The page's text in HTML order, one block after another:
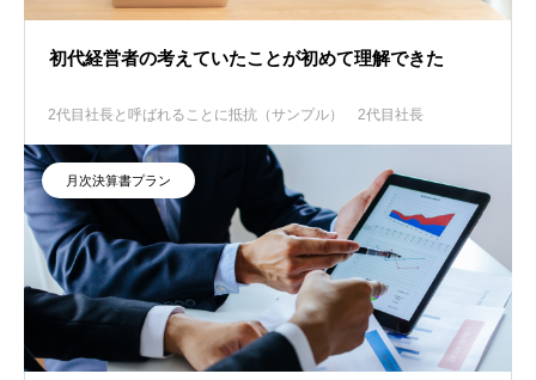
初代経営者の考えていたことが初めて理解できた
2代目社長と呼ばれることに抵抗（サンプル） 2代目社長
月次決算書プラン